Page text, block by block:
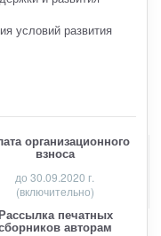
условий развития
организационного
взноса
до 30.09.2020 г.
(включительно)
Рассылка печатных
авторам